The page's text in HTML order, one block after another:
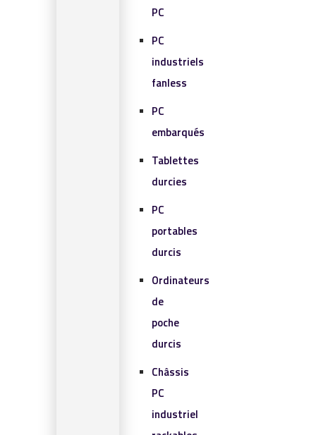
PC
PC
industriels
fanless
PC
embarqués
Tablettes
durcies
PC
portables
durcis
Ordinateurs
de
poche
durcis
Châssis
PC
industriel